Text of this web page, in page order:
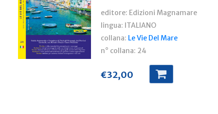
editore: Edizioni Magnamare
lingua: ITALIANO
collana: Le Vie Del Mare
n° collana: 24
€32,00